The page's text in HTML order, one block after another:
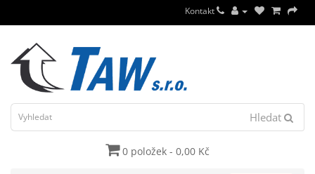
Kontakt
Hledat
0 položek - 0,00 Kč